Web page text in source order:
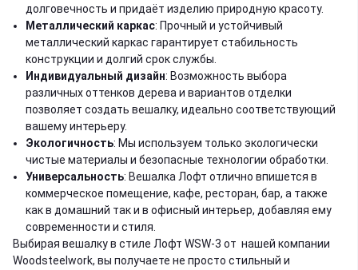
долговечность и придаёт изделию природную красоту.
Металлический каркас: Прочный и устойчивый
металлический каркас гарантирует стабильность
конструкции и долгий срок службы.
Индивидуальный дизайн: Возможность выбора
различных оттенков дерева и вариантов отделки
позволяет создать вешалку, идеально соответствующий
вашему интерьеру.
Экологичность: Мы используем только экологически
чистые материалы и безопасные технологии обработки.
Универсальность: Вешалка Лофт отлично впишется в
коммерческое помещение, кафе, ресторан, бар, а также
как в домашний так и в офисный интерьер, добавляя ему
современности и стиля.
Выбирая вешалку в стиле Лофт WSW-3 от нашей компании
Woodsteelwork, вы получаете не просто стильный и